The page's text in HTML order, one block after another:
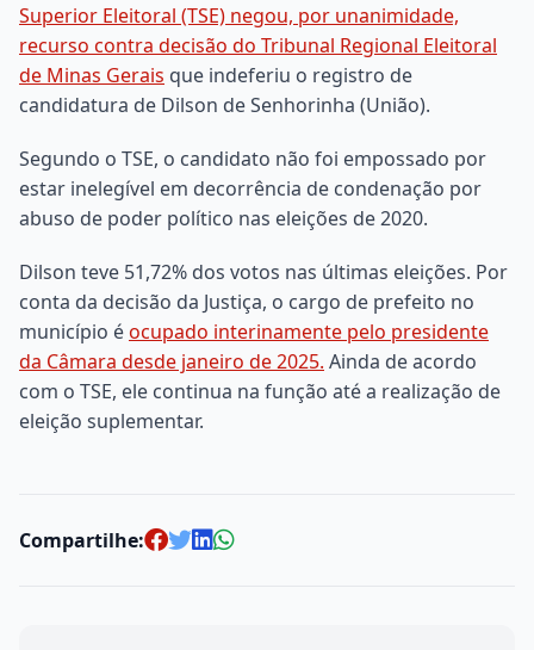
Superior Eleitoral (TSE) negou, por unanimidade,
recurso contra decisão do Tribunal Regional Eleitoral
de Minas Gerais que indeferiu o registro de
candidatura de Dilson de Senhorinha (União).
Segundo o TSE, o candidato não foi empossado por
estar inelegível em decorrência de condenação por
abuso de poder político nas eleições de 2020.
Dilson teve 51,72% dos votos nas últimas eleições. Por
conta da decisão da Justiça, o cargo de prefeito no
município éocupado interinamente pelo presidente
da Câmara desde janeiro de 2025. Ainda de acordo
com o TSE, ele continua na função até a realização de
eleição suplementar.
Compartilhe: